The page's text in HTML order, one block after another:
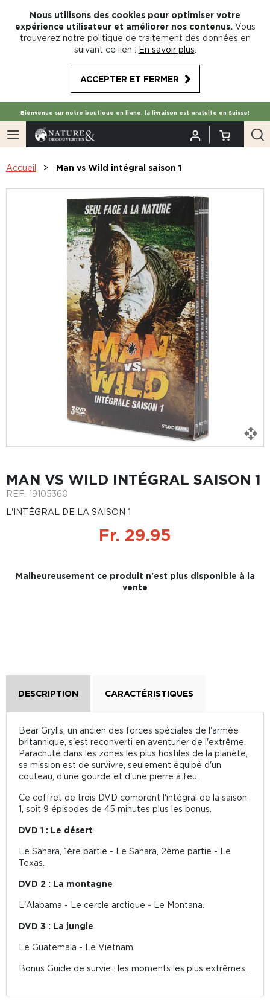
Nous utilisons des cookies pour optimiser votre
expérience utilisateur et améliorer nos contenus. Vous
trouverez notre politique de traitement des données en
suivant ce lien : En savoir plus
ACCEPTER ET FERMER
Bienvenue sur notre boutique en ligne, la livraison est gratuite en Suisse!
Accueil Man vs Wild intégral saison 1
MAN VS WILD INTÉGRAL SAISON 1
REF. 19105360
L'INTÉGRAL DE LA SAISON 1
Fr. 29.95
Malheureusement ce produit n'est plus disponible à la
vente
DESCRIPTION CARACTÉRISTIQUES
Bear Grylls, un ancien des forces spéciales de l'armée
britannique, s'est reconverti en aventurier de l'extrême.
Parachuté dans les zones les plus hostiles de la planète,
sa mission est de survivre, seulement équipé d'un
couteau, d'une gourde et d'une pierre à feu.
Ce coffret de trois DVD comprent l'intégral de la saison
1, soit 9 épisodes de 45 minutes plus les bonus.
DVD 1 : Le désert
Le Sahara, 1ère partie - Le Sahara, 2ème partie - Le
Texas.
DVD 2 : La montagne
L'Alabama - Le cercle arctique - Le Montana.
DVD 3 : La jungle
Le Guatemala - Le Vietnam.
Bonus Guide de survie : les moments les plus extrêmes.